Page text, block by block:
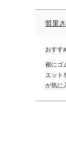
哲里
裾にゴ
エット
が気に